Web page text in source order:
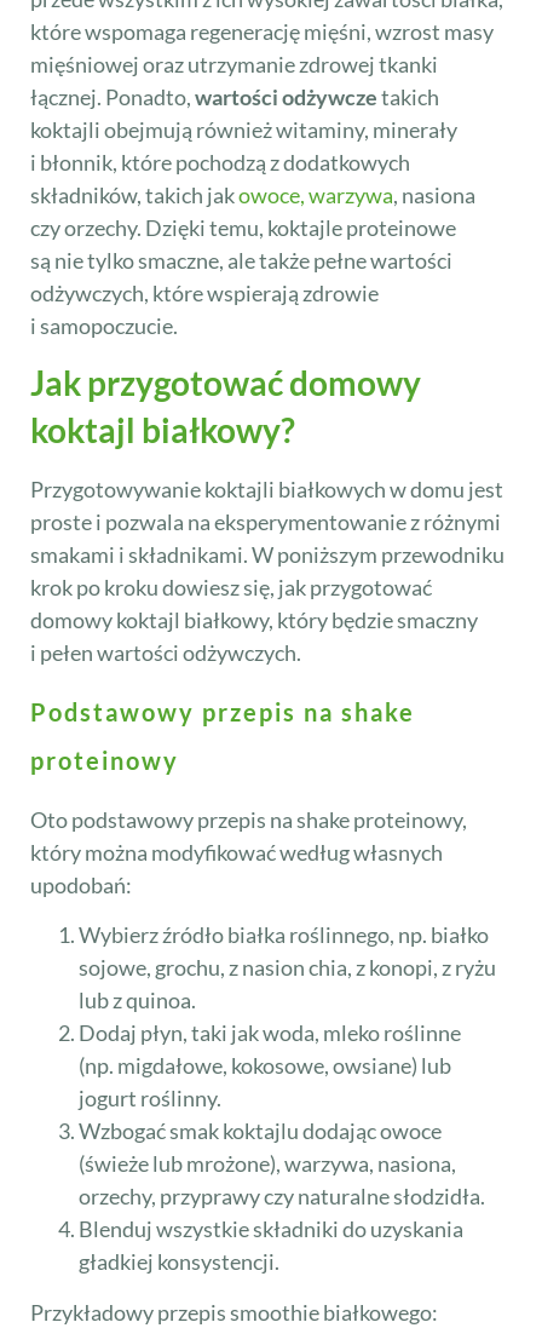
które wspomaga regenerację mięśni, wzrost masy
mięśniowej oraz utrzymanie zdrowej tkanki
łącznej. Ponadto,wartości odżywczetakich
koktajli obejmują również witaminy, minerały
i błonnik, które pochodzą z dodatkowych
składników, takich jakowoce, warzywa, nasiona
czy orzechy. Dzięki temu, koktajle proteinowe
są nie tylko smaczne, ale także pełne wartości
odżywczych, które wspierają zdrowie
i samopoczucie.
Jak przygotować domowy
koktajl białkowy?
Przygotowywanie koktajli białkowych w domu jest
proste i pozwala na eksperymentowanie z różnymi
smakami i składnikami. W poniższym przewodniku
krok po kroku dowiesz się, jak przygotować
domowy koktajl białkowy, który będzie smaczny
i pełen wartości odżywczych.
Podstawowy przepis na shake
proteinowy
Oto podstawowy przepis na shake proteinowy,
który można modyfikować według własnych
upodobań:
Wybierz źródło białka roślinnego, np. białko
sojowe, grochu, z nasion chia, z konopi, z ryżu
lub z quinoa.
Dodaj płyn, taki jak woda, mleko roślinne
(np. migdałowe, kokosowe, owsiane) lub
jogurt roślinny.
Wzbogać smak koktajlu dodając owoce
(świeże lub mrożone), warzywa, nasiona,
orzechy, przyprawy czy naturalne słodzidła.
Blenduj wszystkie składniki do uzyskania
gładkiej konsystencji.
Przykładowy przepis smoothie białkowego: